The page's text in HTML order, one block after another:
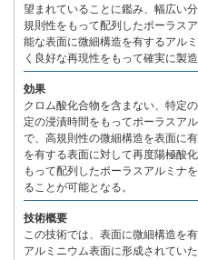
望まれていることに鑑み、幅広い
規則性をもって配列したポーラス
能な表面に微細構造を有するアル
く良好な再現性をもって確実に製
効果
クロム酸化合物を含まない、特定
定の浸漬時間をもってポーラスア
で、高規則性の微細構造を表面に
を有する表面に対して再度陽極酸
もって配列したポーラスアルミナ
ることが可能となる。
技術概要
この技術では、表面に微細構造を
アルミニウム表面に形成されてい